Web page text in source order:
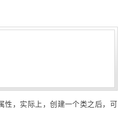
性，实际上，创建一个类之后，可